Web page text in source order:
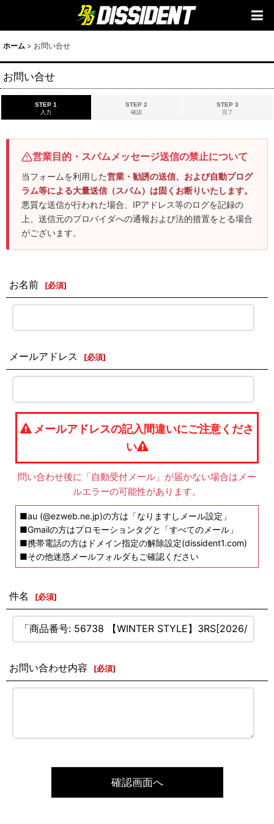
ホーム > お問い合せ
お問い合せ
STEP 1
入力
STEP 2
確認
STEP 3
完了
営業目的・スパムメッセージ送信の禁止について
当フォームを利用した営業・勧誘の送信、および自動プログ
ラム等による大量送信（スパム）は固くお断りいたします。
悪質な送信が行われた場合、IPアドレス等のログを記録の
上、送信元のプロバイダへの通報および法的措置をとる場合
がございます。
お名前 [必須]
メールアドレス [必須]
メールアドレスの記入間違いにご注意くださ
い
問い合わせ後に「自動受付メール」が届かない場合はメー
ルエラーの可能性があります。
■au (@ezweb.ne.jp)の方は「なりますしメール設定」
■Gmailの方はプロモーションタグと「すべてのメール」
■携帯電話の方はドメイン指定の解除設定(dissident1.com)
■その他迷惑メールフォルダもご確認ください
件名 [必須]
お問い合わせ内容 [必須]
確認画面へ